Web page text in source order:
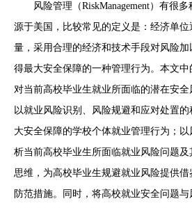
风险管理（RiskManagement）有很
源于美国，比较常见的定义是：经济单
量，采用合理的经济和技术手段对风险
得最大安全保障的一种管理行为。本文
对当前高校毕业生就业所面临的潜在安
以就业风险识别、风险规避和应对处置
大安全保障的学校个体就业管理行为；
析当前高校毕业生所面临就业风险问题
思维，为高校毕业生规避就业风险提供
防范措施。同时，将高校就业安全问题